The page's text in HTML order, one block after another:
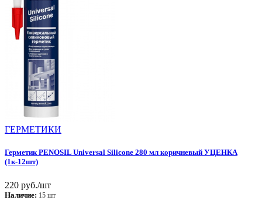
ГEPМЕТИКИ
Герметик PENOSIL Universal Silicone 280 мл коричневый УЦЕНКА
(1к-12шт)
220 руб./шт
Наличие: 15 шт